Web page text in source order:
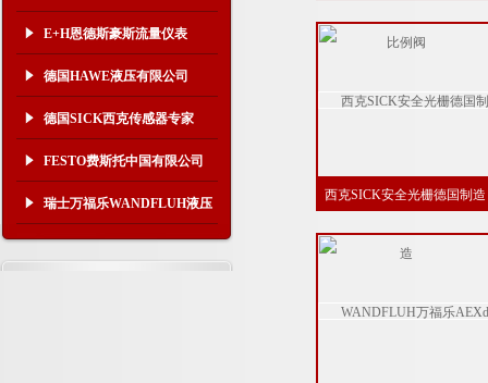
E+H恩德斯豪斯流量仪表
德国HAWE液压有限公司
德国SICK西克传感器专家
FESTO费斯托中国有限公司
瑞士万福乐WANDFLUH液压
西克SICK安全光栅德国制造